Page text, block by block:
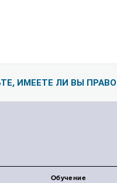
ИМЕЕТЕ ЛИ ВЫ ПРАВО
Обучение